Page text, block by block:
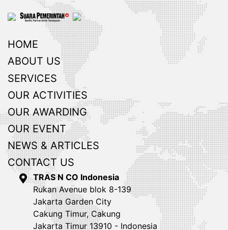
HOME
ABOUT US
SERVICES
OUR ACTIVITIES
OUR AWARDING
OUR EVENT
NEWS & ARTICLES
CONTACT US
TRAS N CO Indonesia
Rukan Avenue blok 8-139
Jakarta Garden City
Cakung Timur, Cakung
Jakarta Timur 13910 - Indonesia